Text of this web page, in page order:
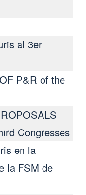
al 3er
P&R of the
Congresses
en la
la FSM de